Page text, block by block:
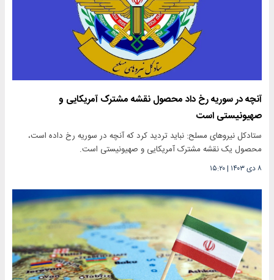
آنچه در سوریه رخ داد محصول نقشه مشترک آمریکایی و
صهیونیستی است
ستادکل نیروهای مسلح: نباید تردید کرد که آنچه در سوریه رخ داده است،
محصول یک نقشه مشترک آمریکایی و صهیونیستی است.
۸ دی ۱۴۰۳ |۱۵:۲۰